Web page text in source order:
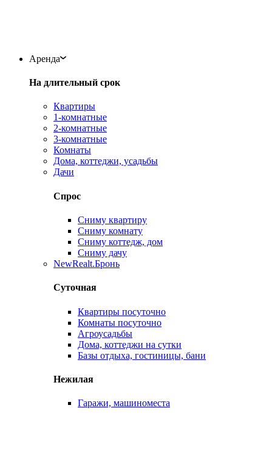
Аренда
На длительный срок
Квартиры
1-комнатные
2-комнатные
3-комнатные
Комнаты
Дома, коттеджи, усадьбы
Дачи
Спрос
Сниму квартиру
Сниму комнату
Сниму коттедж, дом
Сниму дачу
NewRealt.Бронь
Суточная
Квартиры посуточно
Комнаты посуточно
Агроусадьбы
Дома, коттеджи на сутки
Базы отдыха, гостиницы, бани
Нежилая
Гаражи, машиноместа